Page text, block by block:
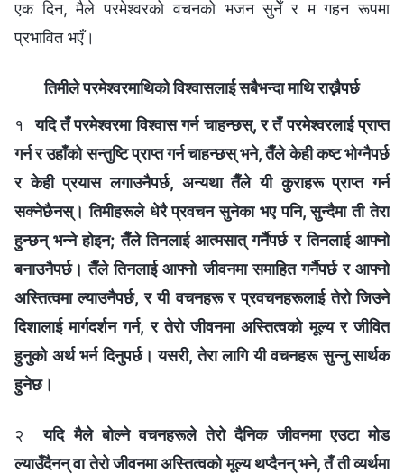
एक दिन, मैले परमेश्‍वरको वचनको भजन सुनेँ र म गहन रूपमा
प्रभावित भएँ।
तिमीले परमेश्‍वरमाथिको विश्‍वासलाई सबैभन्दा माथि राख्नैपर्छ
१यदि तँ परमेश्‍वरमा विश्‍वास गर्न चाहन्छस्, र तँ परमेश्‍वरलाई प्राप्त
गर्न र उहाँको सन्तुष्टि प्राप्त गर्न चाहन्छस् भने, तैँले केही कष्ट भोग्नैपर्छ
र केही प्रयास लगाउनैपर्छ, अन्यथा तैँले यी कुराहरू प्राप्त गर्न
सक्नेछैनस्। तिमीहरूले धेरै प्रवचन सुनेका भए पनि, सुन्दैमा ती तेरा
हुन्छन् भन्‍ने होइन; तैँले तिनलाई आत्मसात् गर्नैपर्छ र तिनलाई आफ्नो
बनाउनैपर्छ। तैँले तिनलाई आफ्नो जीवनमा समाहित गर्नैपर्छ र आफ्नो
अस्तित्वमा ल्याउनैपर्छ, र यी वचनहरू र प्रवचनहरूलाई तेरो जिउने
दिशालाई मार्गदर्शन गर्न, र तेरो जीवनमा अस्तित्वको मूल्य र जीवित
हुनुको अर्थ भर्न दिनुपर्छ। यसरी, तेरा लागि यी वचनहरू सुन्नु सार्थक
हुनेछ।
२यदि मैले बोल्ने वचनहरूले तेरो दैनिक जीवनमा एउटा मोड
ल्याउँदैनन् वा तेरो जीवनमा अस्तित्वको मूल्य थप्दैनन् भने, तँ ती व्यर्थमा